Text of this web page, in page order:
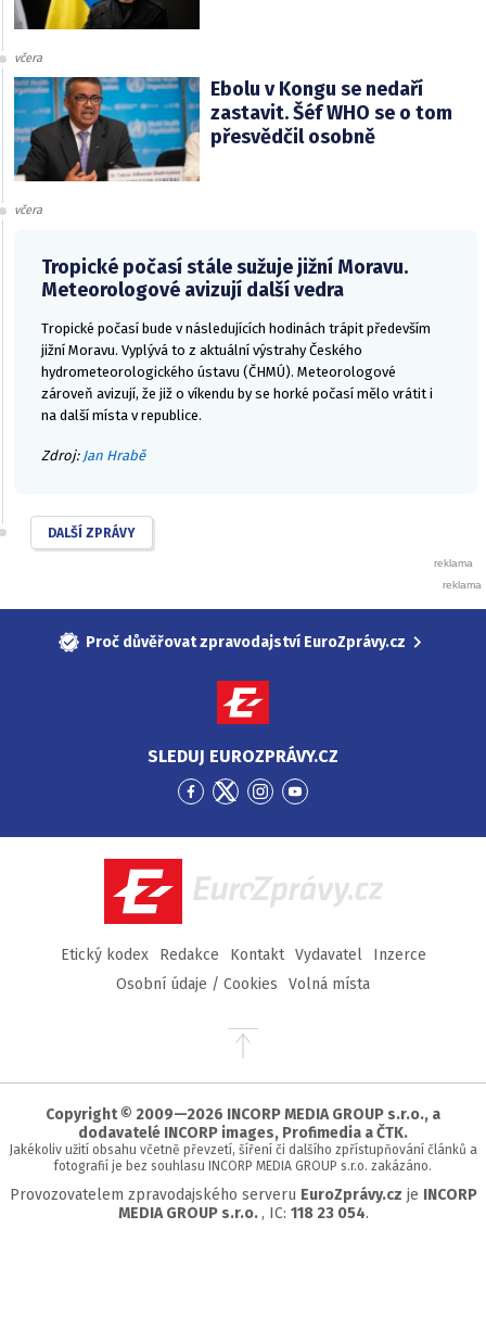
včera
Ebolu v Kongu se nedaří
zastavit. Šéf WHO se o tom
přesvědčil osobně
včera
Tropické počasí stále sužuje jižní Moravu.
Meteorologové avizují další vedra
Tropické počasí bude v následujících hodinách trápit především
jižní Moravu. Vyplývá to z aktuální výstrahy Českého
hydrometeorologického ústavu (ČHMÚ). Meteorologové
zároveň avizují, že již o víkendu by se horké počasí mělo vrátit i
na další místa v republice.
Zdroj: Jan Hrabě
DALŠÍ ZPRÁVY
Proč důvěřovat zpravodajství EuroZprávy.cz
SLEDUJ EUROZPRÁVY.CZ
Přejít
Facebook
Přejít
Twitter
Přejít
Instagram
Přejít
YouTube
EuroZprávy.cz
Etický kodex Redakce Kontakt Vydavatel
Inzerce
Osobní údaje / Cookies
Volná místa
Přejít
stránky
Copyright © 2009—2026 INCORP MEDIA GROUP s.r.o., a
dodavatelé INCORP images, Profimedia a ČTK.
Jakékoliv užití obsahu včetně převzetí, šíření či dalšího zpřístupňování článků a
fotografií je bez souhlasu INCORP MEDIA GROUP s.r.o. zakázáno.
Provozovatelem zpravodajského serveru EuroZprávy.cz je INCORP
MEDIA GROUP s.r.o. , IC: 118 23 054.